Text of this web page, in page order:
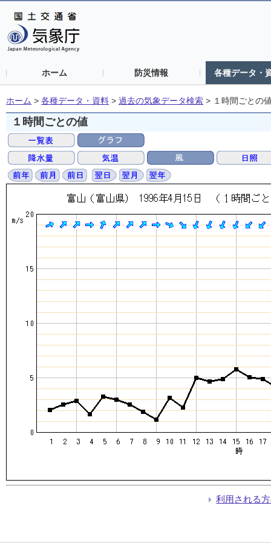
ホーム 防災情報 各種データ・
ホーム > 各種データ・資料 > 過去の気象データ検索 > １時間ごとの
１時間ごとの値
利用される